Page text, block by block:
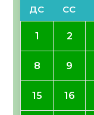
ДС СС
1 2
8 9
15 16